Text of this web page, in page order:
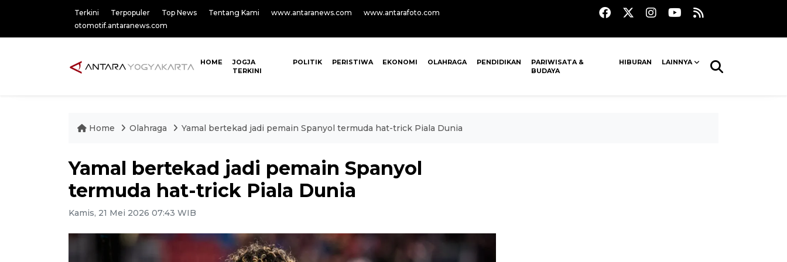
Terkini Terpopuler Top News Tentang Kami www.antaranews.com
www.antarafoto.com
otomotif.antaranews.com
HOME
JOGJA
TERKINI
POLITIK PERISTIWA EKONOMI OLAHRAGA PENDIDIKAN
PARIWISATA &
BUDAYA
HIBURAN LAINNYA
Home Olahraga Yamal bertekad jadi pemain Spanyol termuda hat-trick Piala Dunia
Yamal bertekad jadi pemain Spanyol
termuda hat-trick Piala Dunia
Kamis, 21 Mei 2026 07:43 WIB